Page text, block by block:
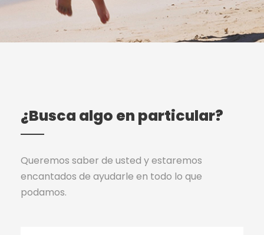
¿Busca algo en particular?
Queremos saber de usted y estaremos
encantados de ayudarle en todo lo que
podamos.